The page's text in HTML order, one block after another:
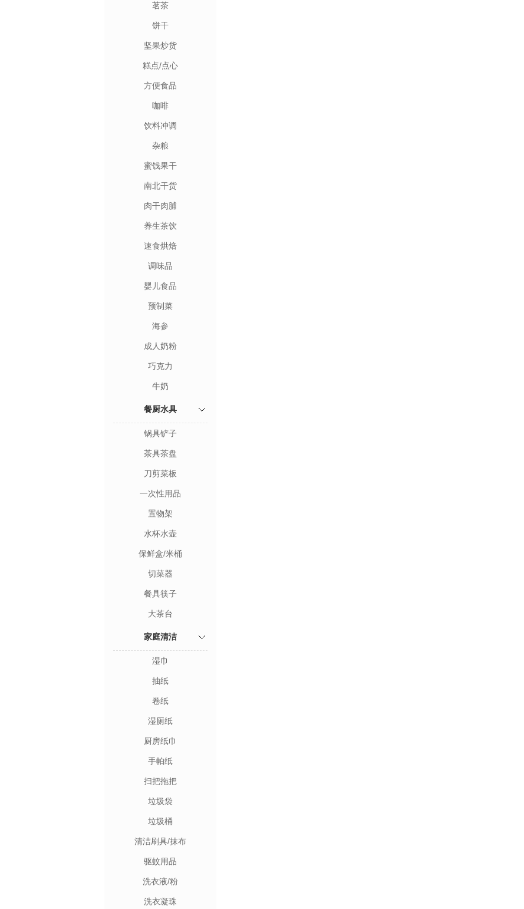
茗茶
饼干
坚果炒货
糕点/点心
方便食品
咖啡
饮料冲调
杂粮
蜜饯果干
南北干货
肉干肉脯
养生茶饮
速食烘焙
调味品
婴儿食品
预制菜
海参
成人奶粉
巧克力
牛奶
餐厨水具
锅具铲子
茶具茶盘
刀剪菜板
一次性用品
置物架
水杯水壶
保鲜盒/米桶
切菜器
餐具筷子
大茶台
家庭清洁
湿巾
抽纸
卷纸
湿厕纸
厨房纸巾
手帕纸
扫把拖把
垃圾袋
垃圾桶
清洁刷具/抹布
驱蚊用品
洗衣液/粉
洗衣凝珠